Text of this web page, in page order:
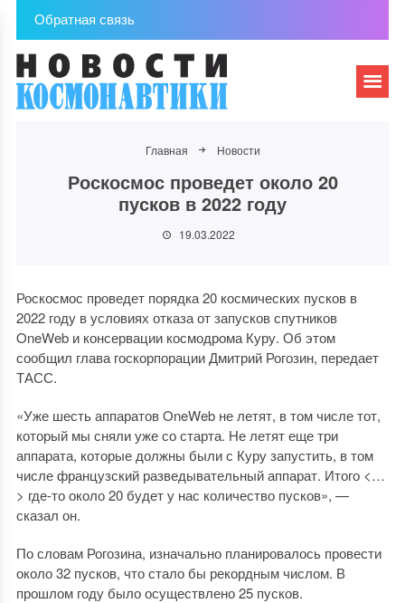
Обратная связь
Главная Новости
Роскосмос проведет около 20
пусков в 2022 году
19.03.2022
Роскосмос проведет порядка 20 космических пусков в
2022 году в условиях отказа от запусков спутников
OneWeb и консервации космодрома Куру. Об этом
сообщил глава госкорпорации Дмитрий Рогозин, передает
ТАСС.
«Уже шесть аппаратов OneWeb не летят, в том числе тот,
который мы сняли уже со старта. Не летят еще три
аппарата, которые должны были с Куру запустить, в том
числе французский разведывательный аппарат. Итого <…
> где-то около 20 будет у нас количество пусков», —
сказал он.
По словам Рогозина, изначально планировалось провести
около 32 пусков, что стало бы рекордным числом. В
прошлом году было осуществлено 25 пусков.